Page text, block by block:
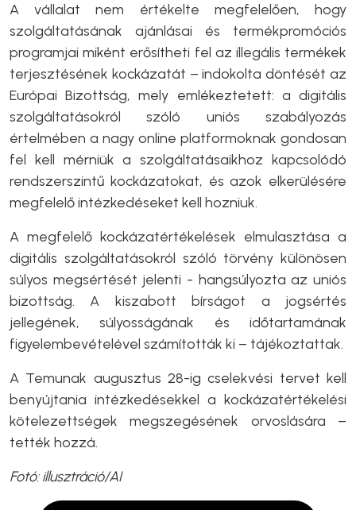
A vállalat nem értékelte megfelelően, hogy
szolgáltatásának ajánlásai és termékpromóciós
programjai miként erősítheti fel az illegális termékek
terjesztésének kockázatát – indokolta döntését az
Európai Bizottság, mely emlékeztetett: a digitális
szolgáltatásokról szóló uniós szabályozás
értelmében a nagy online platformoknak gondosan
fel kell mérniük a szolgáltatásaikhoz kapcsolódó
rendszerszintű kockázatokat, és azok elkerülésére
megfelelő intézkedéseket kell hozniuk.
A megfelelő kockázatértékelések elmulasztása a
digitális szolgáltatásokról szóló törvény különösen
súlyos megsértését jelenti - hangsúlyozta az uniós
bizottság. A kiszabott bírságot a jogsértés
jellegének, súlyosságának és időtartamának
figyelembevételével számították ki – tájékoztattak.
A Temunak augusztus 28-ig cselekvési tervet kell
benyújtania intézkedésekkel a kockázatértékelési
kötelezettségek megszegésének orvoslására –
tették hozzá.
Fotó: illusztráció/AI